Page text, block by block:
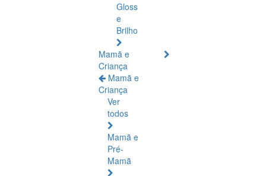
Gloss
e
Brilho
Mamã e
Criança
Mamã e
Criança
Ver
todos
Mamã e
Pré-
Mamã